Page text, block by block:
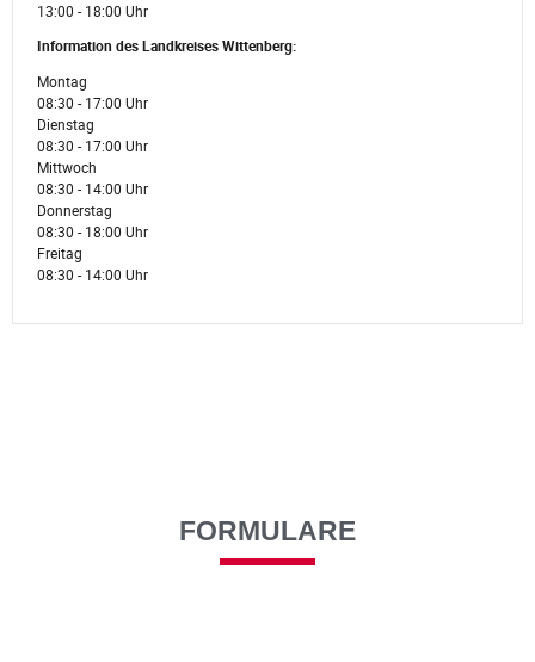
13:00 - 18:00 Uhr
Information des Landkreises Wittenberg:
Montag
08:30 - 17:00 Uhr
Dienstag
08:30 - 17:00 Uhr
Mittwoch
08:30 - 14:00 Uhr
Donnerstag
08:30 - 18:00 Uhr
Freitag
08:30 - 14:00 Uhr
FORMULARE